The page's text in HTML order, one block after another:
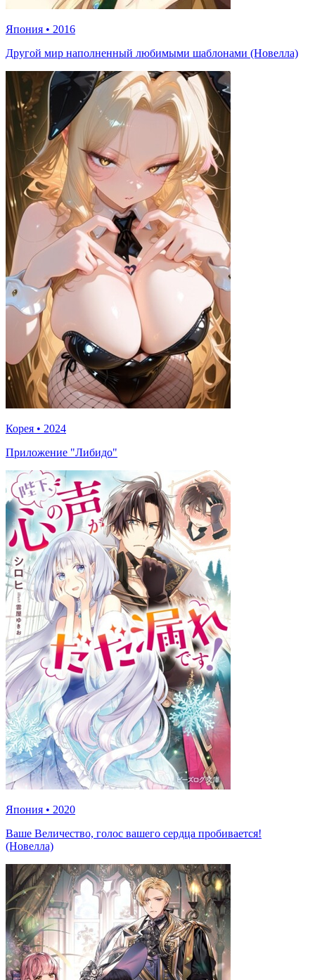
Япония • 2016
Другой мир наполненный любимыми шаблонами (Новелла)
Корея • 2024
Приложение "Либидо"
Япония • 2020
Ваше Величество, голос вашего сердца пробивается!
(Новелла)